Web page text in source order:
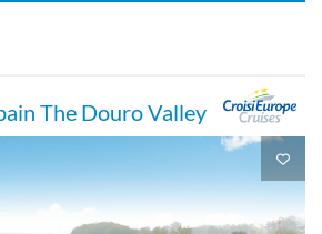
The Douro Valley